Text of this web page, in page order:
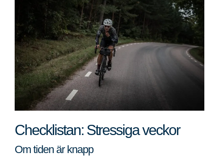
Checklistan: Stressiga veckor
Om tiden är knapp